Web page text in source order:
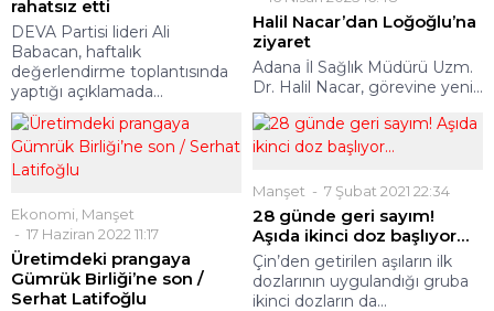
rahatsız etti
DEVA Partisi lideri Ali
Babacan, haftalık
değerlendirme toplantısında
yaptığı açıklamada...
Halil Nacar’dan Loğoğlu’na
ziyaret
Adana İl Sağlık Müdürü Uzm.
Dr. Halil Nacar, görevine yeni...
Ekonomi Manşet
17 Haziran 2022 11:17
Üretimdeki prangaya
Gümrük Birliği’ne son /
Serhat Latifoğlu
Manşet 7 Şubat 2021 22:34
28 günde geri sayım!
Aşıda ikinci doz başlıyor…
Çin’den getirilen aşıların ilk
dozlarının uygulandığı gruba
ikinci dozların da...